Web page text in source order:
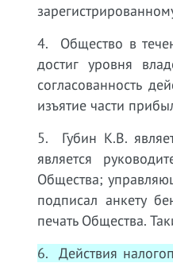
4. Общество в
достиг уровня
согласованность
изъятие части
5. Губин К.В.
является
Общества;
подписал анкету
печать Общества.
6. Действия